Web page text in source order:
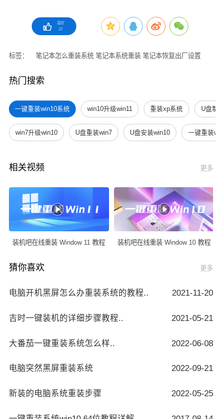
喜欢
22
标签： 笔记本怎么重装系统笔记本系统重装笔记本恢复出厂设置
热门搜索
一键重装win10系统 win10升级win11 重装xp系统 U盘制
win7升级win10 U盘重装win7 U盘安装win10 一键重装
相关视频 更多
装机吧在线重装 Window 11 教程 装机吧在线重装 Window 10 教程
猜你喜欢 更多
电脑开机黑屏怎么办重装系统的教程.. 2021-11-20
吉时一键装机的详细步骤教程.. 2021-05-21
大番茄一键重装系统怎么样.. 2022-06-08
电脑突然黑屏重装系统 2022-09-21
新装的电脑系统重装步骤 2022-05-25